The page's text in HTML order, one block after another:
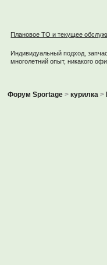
Плановое ТО и текущее
Индивидуальный подход,
многолетний опыт, никакого
Форум Sportage> курилка>